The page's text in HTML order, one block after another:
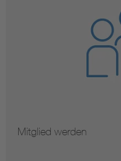
Mitglied werden